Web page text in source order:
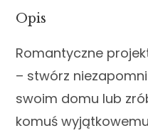
Opis
Romantyczne
– stwórz
swoim domu lub
komuś